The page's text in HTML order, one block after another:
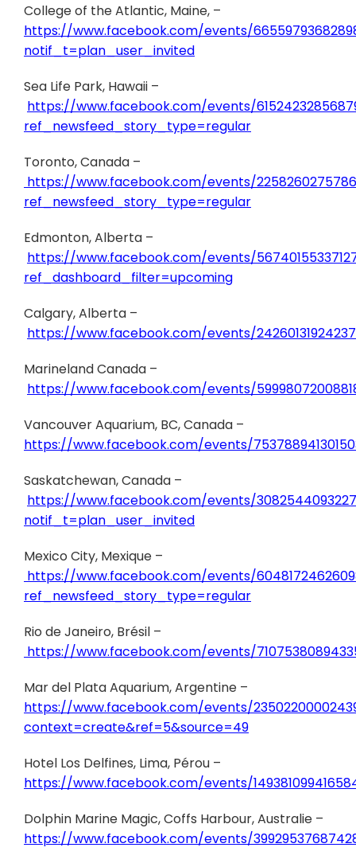
College of the Atlantic, Maine, –
https://www.facebook.com/events/
notif_t=plan_user_invited
Sea Life Park, Hawaii –
https://www.facebook.com/events/
ref_newsfeed_story_type=regular
Toronto, Canada –
https://www.facebook.com/events/
ref_newsfeed_story_type=regular
Edmonton, Alberta –
https://www.facebook.com/events/
ref_dashboard_filter=upcoming
Calgary, Alberta –
https://www.facebook.com/events/
Marineland Canada –
https://www.facebook.com/events/
Vancouver Aquarium, BC, Canada –
https://www.facebook.com/events/
Saskatchewan, Canada –
https://www.facebook.com/events/
notif_t=plan_user_invited
Mexico City, Mexique –
https://www.facebook.com/events/
ref_newsfeed_story_type=regular
Rio de Janeiro, Brésil –
https://www.facebook.com/events/
Mar del Plata Aquarium, Argentine –
https://www.facebook.com/events/
context=create&ref=5&source=49
Hotel Los Delfines, Lima, Pérou –
https://www.facebook.com/events/
Dolphin Marine Magic, Coffs Harbour, Australie –
https://www.facebook.com/events/